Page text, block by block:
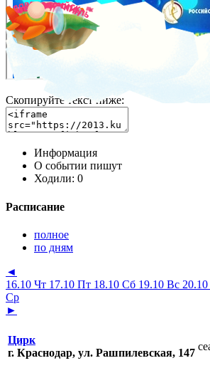
Скопируйте текст ниже:
Информация
О событии пишут
Ходили: 0
Расписание
полное
по дням
◄
16.10 Чт 17.10 Пт 18.10 Сб 19.10 Вс
Ср
►
Цирк
г. Краснодар, ул. Рашпилевская, 147